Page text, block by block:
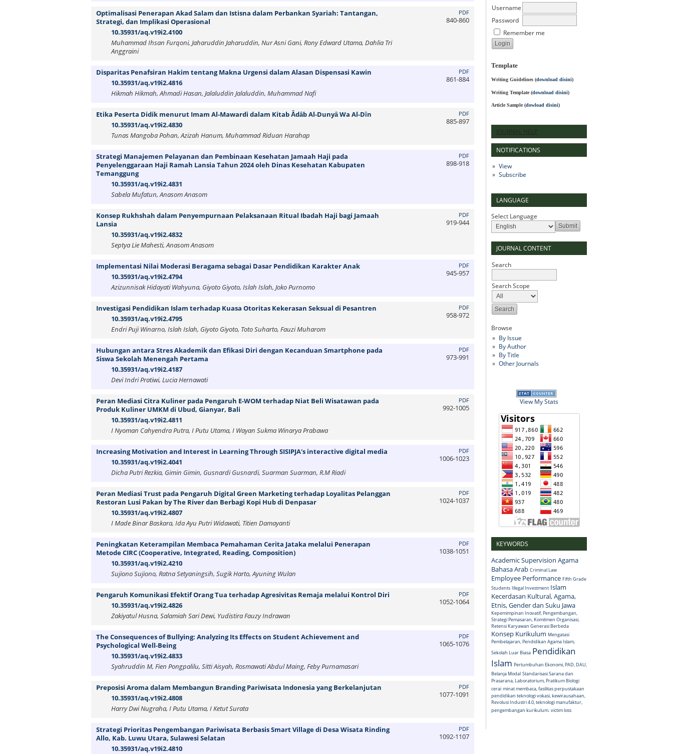
Username
Password
Remember me
Template
Writing Guidelines (download disini)
Writing Template (download disini)
Article Sample (dowload disini)
JOURNAL HELP
NOTIFICATIONS
View
Subscribe
LANGUAGE
Select Language
JOURNAL CONTENT
Search
Search Scope
Browse
By Issue
By Author
By Title
Other Journals
View My Stats
KEYWORDS
Academic Supervision Agama
Bahasa Arab Criminal Law
Employee Performance Fifth Grade
Students Illegal Investment Islam
Kecerdasan Kultural, Agama,
Etnis, Gender dan Suku Jawa
Kepemimpinan Inovatif, Pengembangan,
Strategi Pemasaran, Komitmen Organisasi,
Retensi Karyawan Generasi Berbeda
Konsep Kurikulum Mengatasi
Pembelajaran, Pendidikan Agama Islam,
Sekolah Luar Biasa Pendidikan
Islam Pertumbuhan Ekonomi, PAD, DAU,
Belanja Modal Standarisasi Sarana dan
Prasarana, Laboratorium, Pratikum Biologi
cerai minat membaca, fasilitas perpustakaan
pendidikan teknologi vokasi, kewirausahaan,
Revolusi Industri 4.0, teknologi manufaktur,
pengembangan kurikulum. victim loss
Optimalisasi Penerapan Akad Salam dan Istisna dalam Perbankan Syariah: Tantangan,
Strategi, dan Implikasi Operasional
10.35931/aq.v19i2.4100
Muhammad Ihsan Furqoni, Jaharuddin Jaharuddin, Nur Asni Gani, Rony Edward Utama, Dahlia Tri
Anggraini
PDF
840-860
Disparitas Penafsiran Hakim tentang Makna Urgensi dalam Alasan Dispensasi Kawin
10.35931/aq.v19i2.4816
Hikmah Hikmah, Ahmadi Hasan, Jalaluddin Jalaluddin, Muhammad Nafi
PDF
861-884
Etika Peserta Didik menurut Imam Al-Mawardi dalam Kitab Ȃdȃb Al-Dunyȃ Wa Al-Dȋn
10.35931/aq.v19i2.4830
Tunas Mangoba Pohan, Azizah Hanum, Muhammad Riduan Harahap
PDF
885-897
Strategi Manajemen Pelayanan dan Pembinaan Kesehatan Jamaah Haji pada
Penyelenggaraan Haji Ramah Lansia Tahun 2024 oleh Dinas Kesehatan Kabupaten
Temanggung
10.35931/aq.v19i2.4831
Sabela Mufatun, Anasom Anasom
PDF
898-918
Konsep Rukhshah dalam Penyempurnaan Pelaksanaan Ritual Ibadah Haji bagi Jamaah
Lansia
10.35931/aq.v19i2.4832
Septya Lie Mahesti, Anasom Anasom
PDF
919-944
Implementasi Nilai Moderasi Beragama sebagai Dasar Pendidikan Karakter Anak
10.35931/aq.v19i2.4794
Azizunnisak Hidayati Wahyuna, Giyoto Giyoto, Islah Islah, Joko Purnomo
PDF
945-957
Investigasi Pendidikan Islam terhadap Kuasa Otoritas Kekerasan Seksual di Pesantren
10.35931/aq.v19i2.4795
Endri Puji Winarno, Islah Islah, Giyoto Giyoto, Toto Suharto, Fauzi Muharom
PDF
958-972
Hubungan antara Stres Akademik dan Efikasi Diri dengan Kecanduan Smartphone pada
Siswa Sekolah Menengah Pertama
10.35931/aq.v19i2.4187
Devi Indri Pratiwi, Lucia Hernawati
PDF
973-991
Peran Mediasi Citra Kuliner pada Pengaruh E-WOM terhadap Niat Beli Wisatawan pada
Produk Kuliner UMKM di Ubud, Gianyar, Bali
10.35931/aq.v19i2.4811
I Nyoman Cahyendra Putra, I Putu Utama, I Wayan Sukma Winarya Prabawa
PDF
992-1005
Increasing Motivation and Interest in Learning Through SISIPJA's interactive digital media
10.35931/aq.v19i2.4041
Dicha Putri Rezkia, Gimin Gimin, Gusnardi Gusnardi, Suarman Suarman, R.M Riadi
PDF
1006-1023
Peran Mediasi Trust pada Pengaruh Digital Green Marketing terhadap Loyalitas Pelanggan
Restoran Lusi Pakan by The River dan Berbagi Kopi Hub di Denpasar
10.35931/aq.v19i2.4807
I Made Binar Baskara, Ida Ayu Putri Widawati, Titien Damayanti
PDF
1024-1037
Peningkatan Keterampilan Membaca Pemahaman Cerita Jataka melalui Penerapan
Metode CIRC (Cooperative, Integrated, Reading, Composition)
10.35931/aq.v19i2.4210
Sujiono Sujiono, Ratna Setyaningsih, Sugik Harto, Ayuning Wulan
PDF
1038-1051
Pengaruh Komunikasi Efektif Orang Tua terhadap Agresivitas Remaja melalui Kontrol Diri
10.35931/aq.v19i2.4826
Zakiyatul Husna, Salamiah Sari Dewi, Yudistira Fauzy Indrawan
PDF
1052-1064
The Consequences of Bullying: Analyzing Its Effects on Student Achievement and
Psychological Well-Being
10.35931/aq.v19i2.4833
Syahruddin M, Fien Pongpalilu, Sitti Aisyah, Rosmawati Abdul Maing, Feby Purnamasari
PDF
1065-1076
Preposisi Aroma dalam Membangun Branding Pariwisata Indonesia yang Berkelanjutan
10.35931/aq.v19i2.4808
Harry Dwi Nugraha, I Putu Utama, I Ketut Surata
PDF
1077-1091
Strategi Prioritas Pengembangan Pariwisata Berbasis Smart Village di Desa Wisata Rinding
Allo, Kab. Luwu Utara, Sulawesi Selatan
10.35931/aq.v19i2.4810
PDF
1092-1107